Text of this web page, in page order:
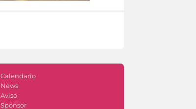
Calendario
News
Aviso
Sponsor